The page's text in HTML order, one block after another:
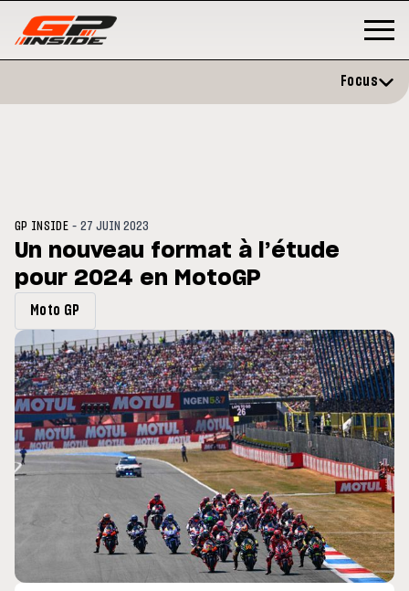
du GP de Grande-
MOTO GP
Focus
GP INSIDE -27 JUIN 2023
Un nouveau format à l’étude
pour 2024 en MotoGP
Moto GP